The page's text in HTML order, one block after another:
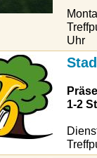
Uhr
1-2